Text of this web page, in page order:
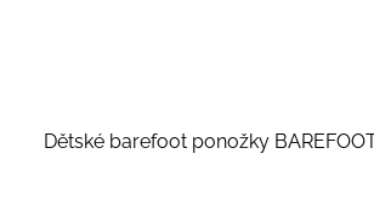
Dětské barefoot ponožky